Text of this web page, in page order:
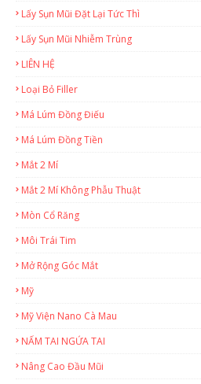
Lấy Sụn Mũi Đặt Lại Tức Thì
Lấy Sụn Mũi Nhiễm Trùng
LIÊN HỆ
Loại Bỏ Filler
Má Lúm Đồng Điếu
Má Lúm Đồng Tiền
Mắt 2 Mí
Mắt 2 Mí Không Phẫu Thuật
Mòn Cổ Răng
Môi Trái Tim
Mở Rộng Góc Mắt
Mỹ
Mỹ Viện Nano Cà Mau
NẤM TAI NGỨA TAI
Nâng Cao Đầu Mũi